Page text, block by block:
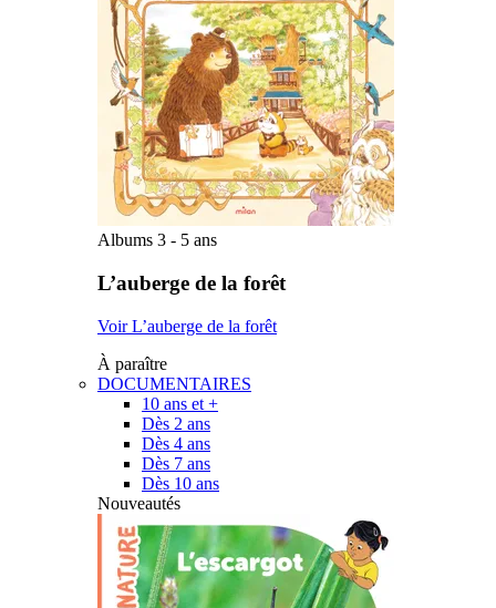
Albums 3 - 5 ans
L’auberge de la forêt
Voir L’auberge de la forêt
À paraître
DOCUMENTAIRES
10 ans et +
Dès 2 ans
Dès 4 ans
Dès 7 ans
Dès 10 ans
Nouveautés